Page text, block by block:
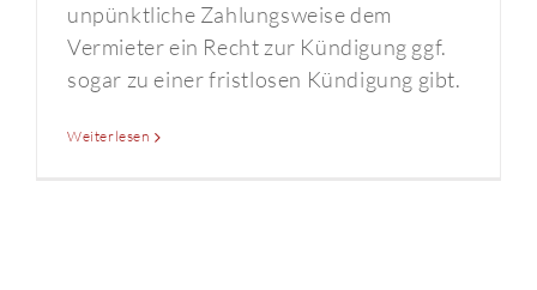
unpünktliche Zahlungsweise dem
Vermieter ein Recht zur Kündigung ggf.
sogar zu einer fristlosen Kündigung gibt.
Weiterlesen